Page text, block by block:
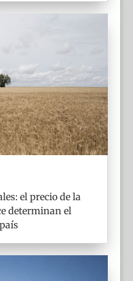
el precio de la
determinan el